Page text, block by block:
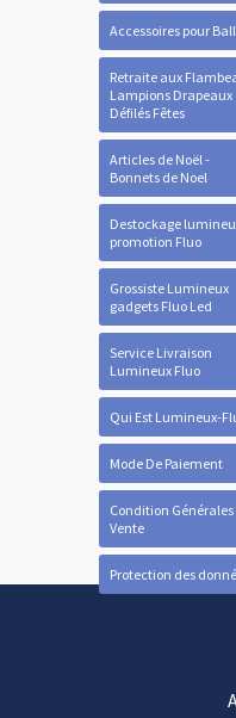
Accessoires pour
Retraite aux
Lampions Drapeaux
Défilés Fêtes
Articles de Noël -
Bonnets de Noel
Destockage
promotion Fluo
Grossiste Lumineux
gadgets Fluo Led
Service Livraison
Lumineux Fluo
Qui Est Lumineux-
Mode De Paiement
Condition Générales
Vente
Protection des